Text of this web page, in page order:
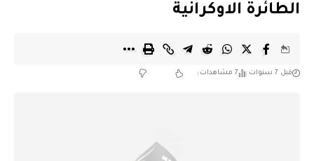
الطائرة الاوكرانية
قبل 7 سنوات 7 مشاهدات